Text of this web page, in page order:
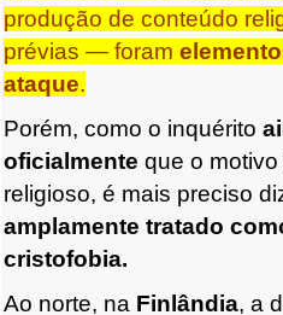
produção de conteúdo
prévias — foram
ataque.
Porém, como o inquérito
oficialmente que o
religioso, é mais preciso
amplamente tratado
cristofobia.
Ao norte, na Finlândia, a